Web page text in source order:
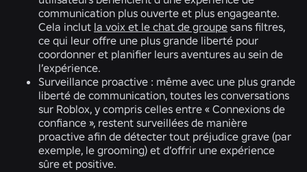
communication plus ouverte et plus engageante.
Cela inclut la voix et le chat de groupe sans filtres,
ce qui leur offre une plus grande liberté pour
coordonner et planifier leurs aventures au sein de
l’expérience.
Surveillance proactive : même avec une plus grande
liberté de communication, toutes les conversations
sur Roblox, y compris celles entre « Connexions de
confiance », restent surveillées de manière
proactive afin de détecter tout préjudice grave (par
exemple, le grooming) et d’offrir une expérience
sûre et positive.